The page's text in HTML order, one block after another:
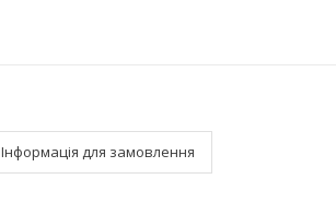
Інформація для замовлення